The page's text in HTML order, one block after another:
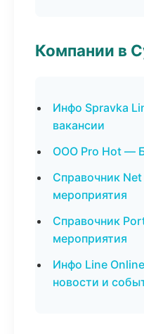
Компании в
Инфо Spravka
вакансии
ООО Pro Hot —
Справочник
мероприятия
Справочник
мероприятия
Инфо Line
новости и